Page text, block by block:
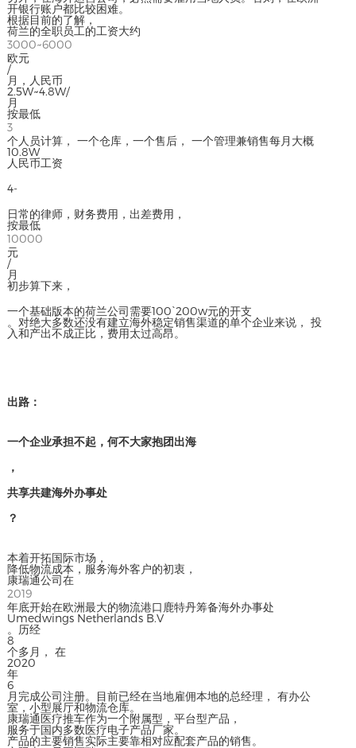
开银行账户都比较困难。
根据目前的了解，
荷兰的全职员工的工资大约
3000~6000
欧元
/
月，人民币
2.5W~4.8W/
月
按最低
3
个人员计算， 一个仓库，一个售后， 一个管理兼销售每月大概
10.8W
人民币工资
4-
日常的律师，财务费用，出差费用，
按最低
10000
元
/
月
初步算下来，
一个基础版本的荷兰公司需要100`200w元的开支
。对绝大多数还没有建立海外稳定销售渠道的单个企业来说， 投
入和产出不成正比，费用太过高昂。
出路：
一个企业承担不起，何不大家抱团出海
，
共享共建海外办事处
？
本着开拓国际市场，
降低物流成本，服务海外客户的初衷，
康瑞通公司在
2019
年底开始在欧洲最大的物流港口鹿特丹筹备海外办事处
Umedwings Netherlands B.V
。历经
8
个多月， 在
2020
年
6
月完成公司注册。目前已经在当地雇佣本地的总经理， 有办公
室，小型展厅和物流仓库。
康瑞通医疗推车作为一个附属型，平台型产品，
服务于国内多数医疗电子产品厂家。
产品的主要销售实际主要靠相对应配套产品的销售。